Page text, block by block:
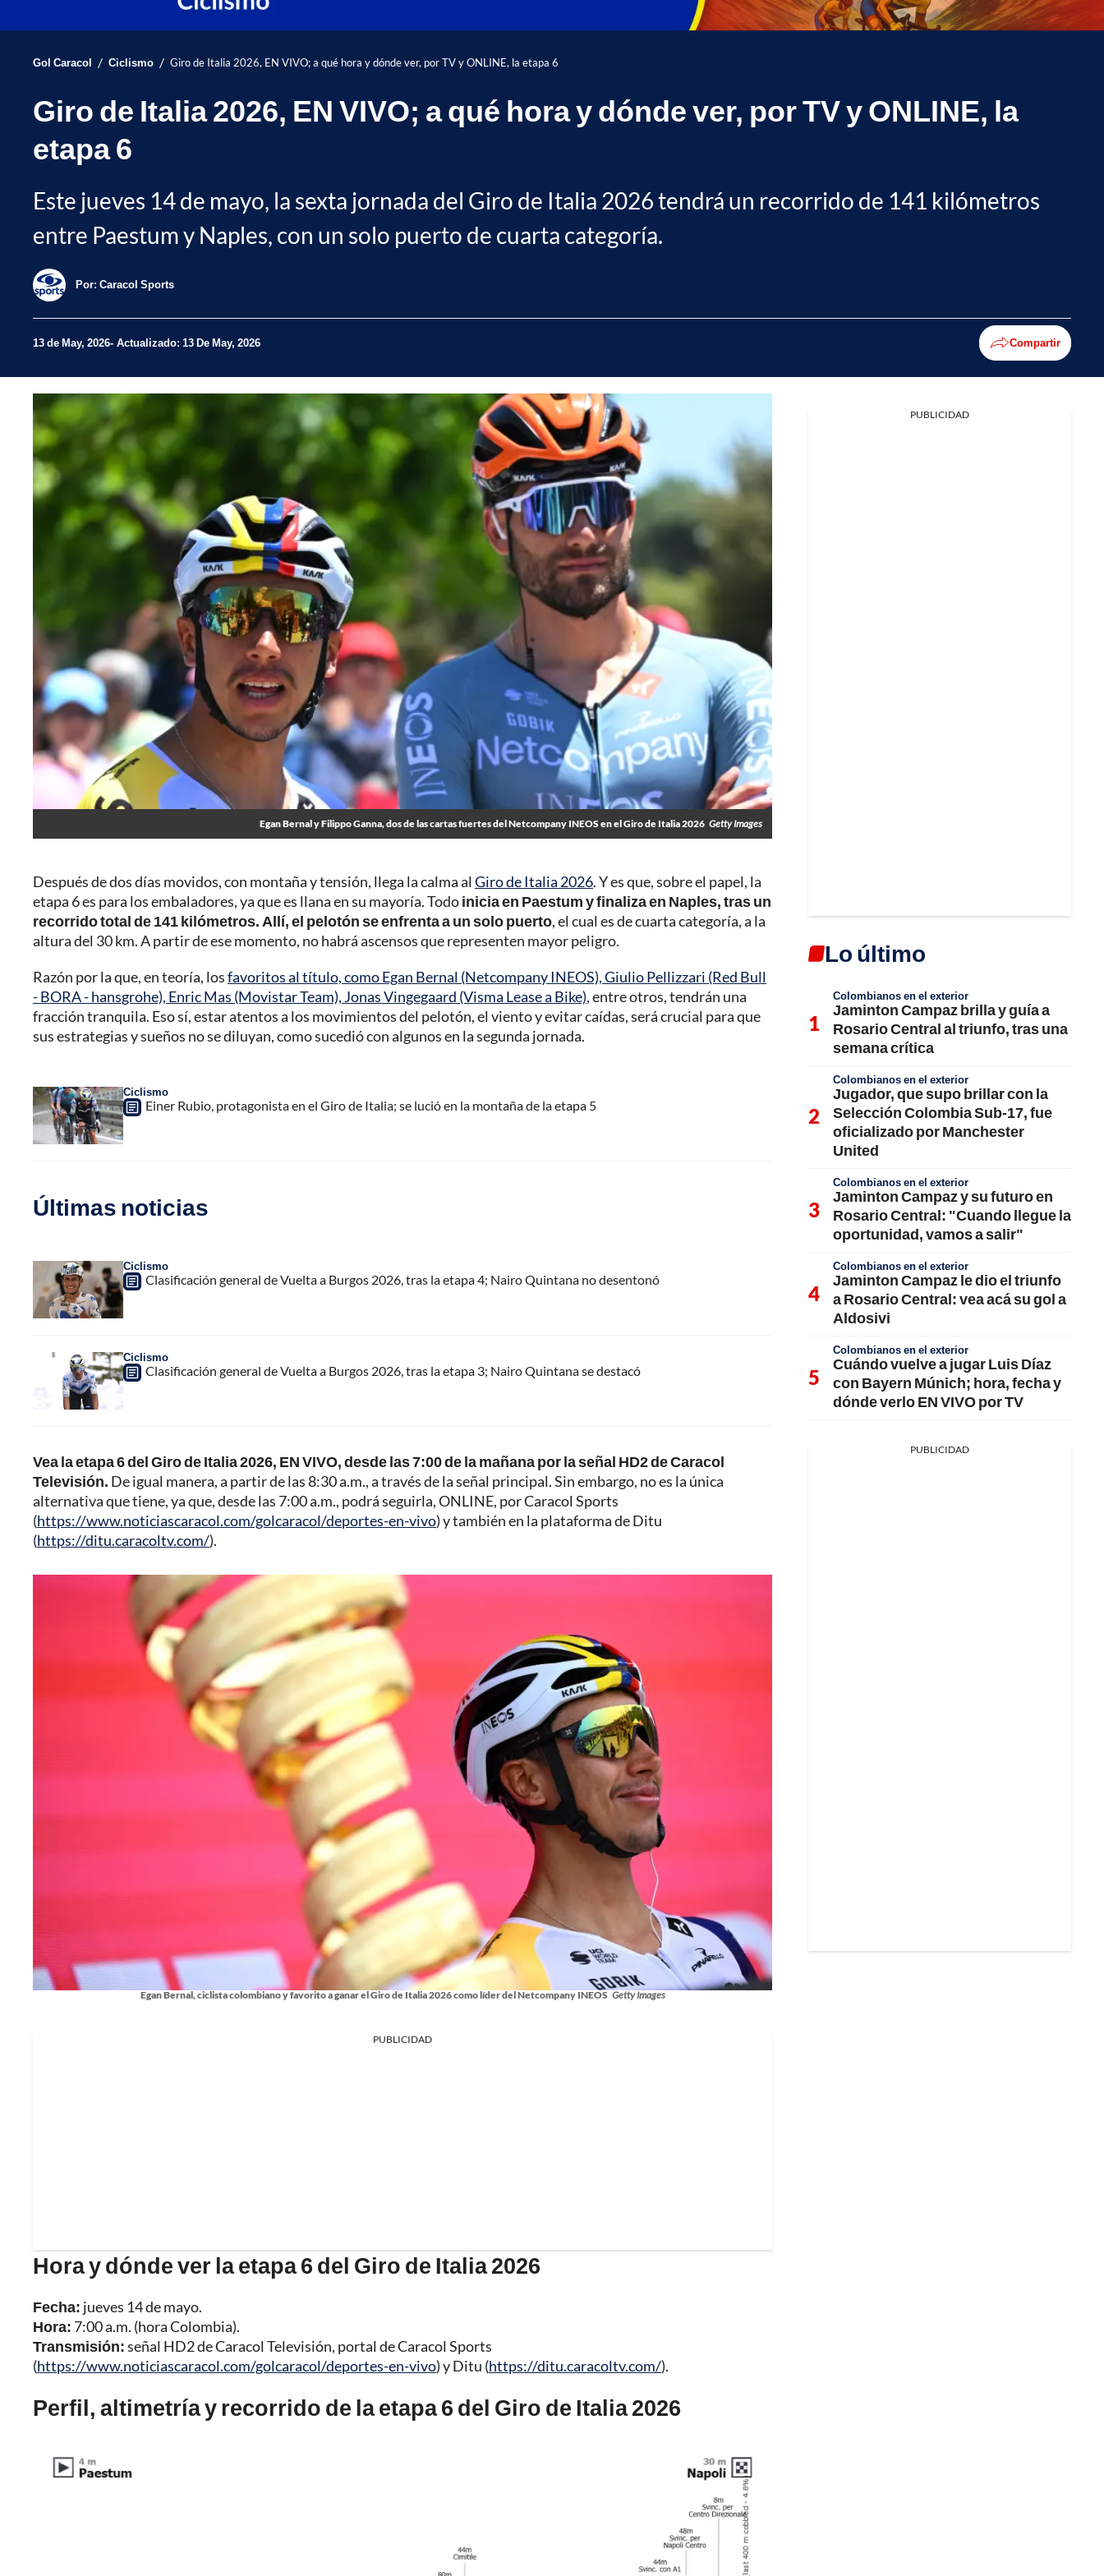
Gol Caracol / Ciclismo / Giro de Italia 2026, EN VIVO; a qué hora y dónde ver, por TV y ONLINE, la etapa 6
Giro de Italia 2026, EN VIVO; a qué hora y dónde ver, por TV y ONLINE, la
etapa 6
Este jueves 14 de mayo, la sexta jornada del Giro de Italia 2026 tendrá un recorrido de 141 kilómetros
entre Paestum y Naples, con un solo puerto de cuarta categoría.
Por: Caracol Sports
13 de May, 2026 Actualizado: 13 De May, 2026 Compartir
Egan Bernal y Filippo Ganna, dos de las cartas fuertes del Netcompany INEOS en el Giro de Italia 2026 Getty Images
Después de dos días movidos, con montaña y tensión, llega la calma al Giro de Italia 2026. Y es que, sobre el papel, la
etapa 6 es para los embaladores, ya que es llana en su mayoría. Todoinicia en Paestum y finaliza en Naples, tras un
recorrido total de 141 kilómetros. Allí, el pelotón se enfrenta a un solo puerto, el cual es de cuarta categoría, a la
altura del 30 km. A partir de ese momento, no habrá ascensos que representen mayor peligro.
Razón por la que, en teoría, losfavoritos al título, como Egan Bernal (Netcompany INEOS), Giulio Pellizzari (Red Bull
- BORA - hansgrohe), Enric Mas (Movistar Team), Jonas Vingegaard (Visma Lease a Bike), entre otros, tendrán una
fracción tranquila. Eso sí, estar atentos a los movimientos del pelotón, el viento y evitar caídas, será crucial para que
sus estrategias y sueños no se diluyan, como sucedió con algunos en la segunda jornada.
Ciclismo
Einer Rubio, protagonista en el Giro de Italia; se lució en la montaña de la etapa 5
Últimas noticias
Ciclismo
Clasificación general de Vuelta a Burgos 2026, tras la etapa 4; Nairo Quintana no desentonó
Ciclismo
Clasificación general de Vuelta a Burgos 2026, tras la etapa 3; Nairo Quintana se destacó
Vea la etapa 6 del Giro de Italia 2026, EN VIVO, desde las 7:00 de la mañana por la señal HD2 de Caracol
Televisión. De igual manera, a partir de las 8:30 a.m., a través de la señal principal. Sin embargo, no es la única
alternativa que tiene, ya que, desde las 7:00 a.m., podrá seguirla, ONLINE, por Caracol Sports
(https://www.noticiascaracol.com/golcaracol/deportes-en-vivo) y también en la plataforma de Ditu
(https://ditu.caracoltv.com/).
Egan Bernal, ciclista colombiano y favorito a ganar el Giro de Italia 2026 como líder del Netcompany INEOS Getty Images
PUBLICIDAD
Hora y dónde ver la etapa 6 del Giro de Italia 2026
Fecha: jueves 14 de mayo.
Hora: 7:00 a.m. (hora Colombia).
Transmisión:señal HD2 de Caracol Televisión, portal de Caracol Sports
(https://www.noticiascaracol.com/golcaracol/deportes-en-vivo) y Ditu (https://ditu.caracoltv.com/).
Perfil, altimetría y recorrido de la etapa 6 del Giro de Italia 2026
PUBLICIDAD
Lo último
Colombianos en el exterior
Jaminton Campaz brilla y guía a
Rosario Central al triunfo, tras una
semana crítica
Colombianos en el exterior
Jugador, que supo brillar con la
Selección Colombia Sub-17, fue
oficializado por Manchester
United
Colombianos en el exterior
Jaminton Campaz y su futuro en
Rosario Central: "Cuando llegue la
oportunidad, vamos a salir"
Colombianos en el exterior
Jaminton Campaz le dio el triunfo
a Rosario Central: vea acá su gol a
Aldosivi
Colombianos en el exterior
Cuándo vuelve a jugar Luis Díaz
con Bayern Múnich; hora, fecha y
dónde verlo EN VIVO por TV
PUBLICIDAD